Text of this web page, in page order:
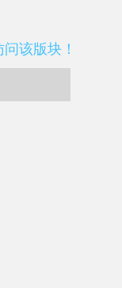
该版块！